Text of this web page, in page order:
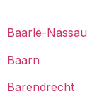
Baarle-Nassau
Baarn
Barendrecht